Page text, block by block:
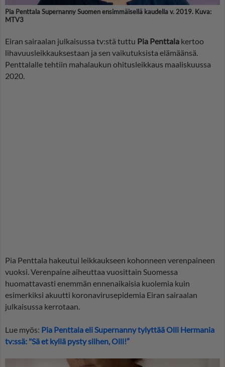
Pia Penttala Supernanny Suomen ensimmäisellä kaudella v. 2019. Kuva:
MTV3
Eiran sairaalan julkaisussa tv:stä tuttu Pia Penttala kertoo
lihavuusleikkauksestaan ja sen vaikutuksista elämäänsä.
Penttalalle tehtiin mahalaukun ohitusleikkaus maaliskuussa
2020.
Pia Penttala hakeutui leikkaukseen kohonneen verenpaineen
vuoksi. Verenpaine aiheuttaa vuosittain Suomessa
huomattavasti enemmän ennenaikaisia kuolemia kuin
esimerkiksi akuutti koronavirusepidemia Eiran sairaalan
julkaisussa kerrotaan.
Lue myös: Pia Penttala eli Supernanny tylyttää Olli Hermania
tv:ssä: "Sä et kyllä pysty siihen, Olli!”